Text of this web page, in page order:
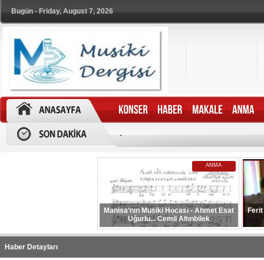
Bugün - Friday, August 7, 2026
-
ANMA
Manisa’nın Musiki Hocası - Ahmet Esat
Uğurlu... Cemil Altınbilek
Ferit
Haber Detayları